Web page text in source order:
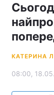
КАТЕРИНА
08:00,